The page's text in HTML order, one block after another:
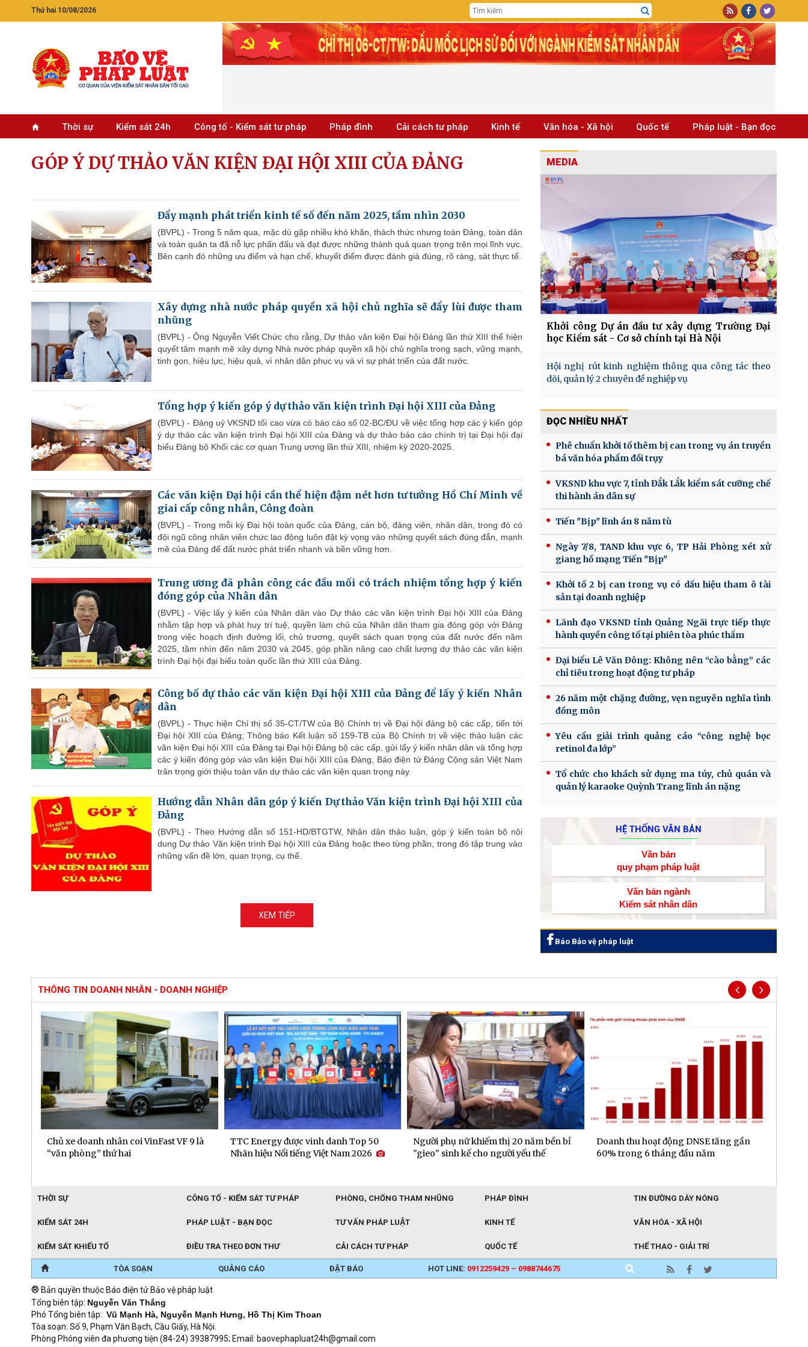
Thứ hai 10/08/2026
Thời sự Kiểm sát 24h Công tố - Kiểm sát tư pháp Pháp đình Cải cách tư pháp Kinh tế Văn hóa - Xã hội Quốc tế Pháp luật - Bạn đọc
GÓP Ý DỰ THẢO VĂN KIỆN ĐẠI HỘI XIII CỦA ĐẢNG
Đẩy mạnh phát triển kinh tế số đến năm 2025, tầm nhìn 2030
(BVPL) - Trong 5 năm qua, mặc dù gặp nhiều khó khăn, thách thức nhưng toàn Đảng, toàn dân
và toàn quân ta đã nỗ lực phấn đấu và đạt được những thành quả quan trọng trên mọi lĩnh vực.
Bên cạnh đó những ưu điểm và hạn chế, khuyết điểm được đánh giá đúng, rõ ràng, sát thực tế.
Xây dựng nhà nước pháp quyền xã hội chủ nghĩa sẽ đẩy lùi được tham
nhũng
(BVPL) - Ông Nguyễn Viết Chức cho rằng, Dự thảo văn kiện Đại hội Đảng lần thứ XIII thể hiện
quyết tâm mạnh mẽ xây dựng Nhà nước pháp quyền xã hội chủ nghĩa trong sạch, vững mạnh,
tinh gọn, hiệu lực, hiệu quả, vì nhân dân phục vụ và vì sự phát triển của đất nước.
Tổng hợp ý kiến góp ý dự thảo văn kiện trình Đại hội XIII của Đảng
(BVPL) - Đảng uỷ VKSND tối cao vừa có báo cáo số 02-BC/ĐU về việc tổng hợp các ý kiến góp
ý dự thảo các văn kiện trình Đại hội XIII của Đảng và dự thảo báo cáo chính trị tại Đại hội đại
biểu Đảng bộ Khối các cơ quan Trung ương lần thứ XIII, nhiệm kỳ 2020-2025.
Các văn kiện Đại hội cần thể hiện đậm nét hơn tư tưởng Hồ Chí Minh về
giai cấp công nhân, Công đoàn
(BVPL) - Trong mỗi kỳ Đại hội toàn quốc của Đảng, cán bộ, đảng viên, nhân dân, trong đó có
đội ngũ công nhân viên chức lao động luôn đặt kỳ vọng vào những quyết sách đúng đắn, mạnh
mẽ của Đảng để đất nước phát triển nhanh và bền vững hơn.
Trung ương đã phân công các đầu mối có trách nhiệm tổng hợp ý kiến
đóng góp của Nhân dân
(BVPL) - Việc lấy ý kiến của Nhân dân vào Dự thảo các văn kiện trình Đại hội XIII của Đảng
nhằm tập hợp và phát huy trí tuệ, quyền làm chủ của Nhân dân tham gia đóng góp với Đảng
trong việc hoạch định đường lối, chủ trương, quyết sách quan trọng của đất nước đến năm
2025, tầm nhìn đến năm 2030 và 2045, góp phần nâng cao chất lượng dự thảo các văn kiện
trình Đại hội đại biểu toàn quốc lần thứ XIII của Đảng.
Công bố dự thảo các văn kiện Đại hội XIII của Đảng để lấy ý kiến Nhân
dân
(BVPL) - Thực hiện Chỉ thị số 35-CT/TW của Bộ Chính trị về Đại hội đảng bộ các cấp, tiến tới
Đại hội XIII của Đảng; Thông báo Kết luận số 159-TB của Bộ Chính trị về việc thảo luận các
văn kiện Đại hội XIII của Đảng tại Đại hội Đảng bộ các cấp, gửi lấy ý kiến nhân dân và tổng hợp
các ý kiến đóng góp vào văn kiện Đại hội XIII của Đảng, Báo điện tử Đảng Cộng sản Việt Nam
trân trọng giới thiệu toàn văn dự thảo các văn kiện quan trọng này.
Hướng dẫn Nhân dân góp ý kiến Dự thảo Văn kiện trình Đại hội XIII của
Đảng
(BVPL) - Theo Hướng dẫn số 151-HD/BTGTW, Nhân dân thảo luận, góp ý kiến toàn bộ nội
dung Dự thảo Văn kiện trình Đại hội XIII của Đảng hoặc theo từng phần, trong đó tập trung vào
những vấn đề lớn, quan trọng, cụ thể.
XEM TIẾP
MEDIA
Khởi công Dự án đầu tư xây dựng Trường Đại
học Kiểm sát - Cơ sở chính tại Hà Nội
Hội nghị rút kinh nghiệm thông qua công tác theo
dõi, quản lý 2 chuyên đề nghiệp vụ
ĐỌC NHIỀU NHẤT
Phê chuẩn khởi tố thêm bị can trong vụ án truyền
bá văn hóa phẩm đồi trụy
VKSND khu vực 7, tỉnh Đắk Lắk kiểm sát cưỡng chế
thi hành án dân sự
Tiến "Bịp" lĩnh án 8 năm tù
Ngày 7/8, TAND khu vực 6, TP Hải Phòng xét xử
giang hồ mạng Tiến "Bịp"
Khởi tố 2 bị can trong vụ có dấu hiệu tham ô tài
sản tại doanh nghiệp
Lãnh đạo VKSND tỉnh Quảng Ngãi trực tiếp thực
hành quyền công tố tại phiên tòa phúc thẩm
Đại biểu Lê Văn Đông: Không nên “cào bằng” các
chỉ tiêu trong hoạt động tư pháp
26 năm một chặng đường, vẹn nguyên nghĩa tình
đồng môn
Yêu cầu giải trình quảng cáo “công nghệ bọc
retinol đa lớp”
Tổ chức cho khách sử dụng ma túy, chủ quán và
quản lý karaoke Quỳnh Trang lĩnh án nặng
HỆ THỐNG VĂN BẢN
Văn bản
quy phạm pháp luật
Văn bản ngành
Kiểm sát nhân dân
Báo Bảo vệ pháp luật
THÔNG TIN DOANH NHÂN - DOANH NGHIỆP
Chủ xe doanh nhân coi VinFast VF 9 là
“văn phòng” thứ hai
TTC Energy được vinh danh Top 50
Nhãn hiệu Nổi tiếng Việt Nam 2026
Người phụ nữ khiếm thị 20 năm bền bỉ
"gieo" sinh kế cho người yếu thế
Doanh thu hoạt động DNSE tăng gần
60% trong 6 tháng đầu năm
THỜI SỰ CÔNG TỐ - KIỂM SÁT TƯ PHÁP PHÒNG, CHỐNG THAM NHŨNG PHÁP ĐÌNH TIN ĐƯỜNG DÂY NÓNG
KIỂM SÁT 24H PHÁP LUẬT - BẠN ĐỌC TƯ VẤN PHÁP LUẬT KINH TẾ VĂN HÓA - XÃ HỘI
KIỂM SÁT KHIẾU TỐ ĐIỀU TRA THEO ĐƠN THƯ CẢI CÁCH TƯ PHÁP QUỐC TẾ THỂ THAO - GIẢI TRÍ
TÒA SOẠN QUẢNG CÁO ĐẶT BÁO HOT LINE: 0912259429 – 0988744675
® Bản quyền thuộc Báo điện tử Bảo vệ pháp luật
Tổng biên tập: Nguyễn Văn Thắng
Phó Tổng biên tập: Vũ Mạnh Hà, Nguyễn Mạnh Hưng, Hồ Thị Kim Thoan
Tòa soạn: Số 9, Phạm Văn Bạch, Cầu Giấy, Hà Nội.
Phòng Phóng viên đa phương tiện (84-24) 39387995; Email: baovephapluat24h@gmail.com